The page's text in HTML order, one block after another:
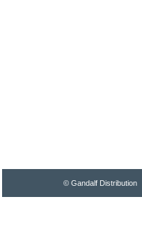
© Gandalf Distribution